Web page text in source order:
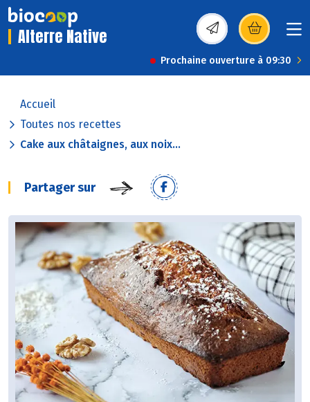
Alterre Native (s’ouvre dans une
Prochaine ouverture à 09:30
Accueil
Toutes nos recettes
Cake aux châtaignes, aux noix...
Partager sur